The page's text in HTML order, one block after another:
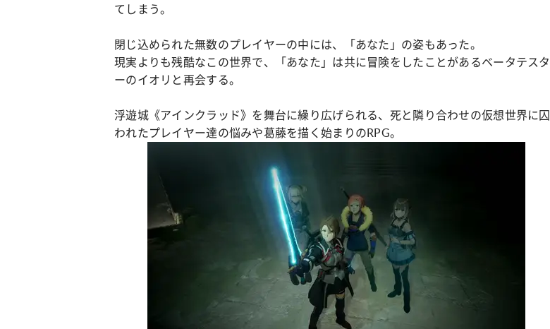
てしまう。
閉じ込められた無数のプレイヤーの中には、「あなた」の姿もあった。
現実よりも残酷なこの世界で、「あなた」は共に冒険をしたことがあるベータテスタ
ーのイオリと再会する。
浮遊城《アインクラッド》を舞台に繰り広げられる、死と隣り合わせの仮想世界に囚
われたプレイヤー達の悩みや葛藤を描く始まりのRPG。